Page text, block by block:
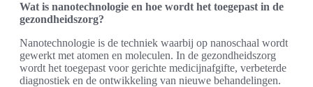
Wat is nanotechnologie en hoe wordt het toegepast in de
gezondheidszorg?
Nanotechnologie is de techniek waarbij op nanoschaal wordt
gewerkt met atomen en moleculen. In de gezondheidszorg
wordt het toegepast voor gerichte medicijnafgifte, verbeterde
diagnostiek en de ontwikkeling van nieuwe behandelingen.